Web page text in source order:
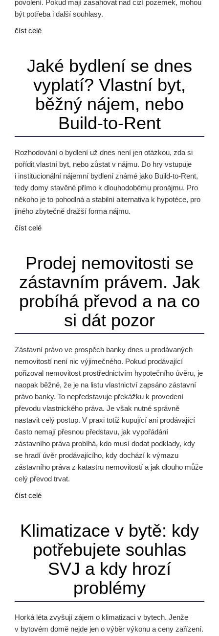
povolení. Pokud mají zasahovat nad cizí pozemek, mohou
být potřeba i další souhlasy.
číst celé
Jaké bydlení se dnes
vyplatí? Vlastní byt,
běžný nájem, nebo
Build-to-Rent
Rozhodování o bydlení už dnes není jen otázkou, zda si
pořídit vlastní byt, nebo zůstat v nájmu. Do hry vstupuje
i institucionální nájemní bydlení známé jako Build-to-Rent,
tedy domy stavěné přímo k dlouhodobému pronájmu. Pro
někoho je to pohodlná a stabilní alternativa k hypotéce, pro
jiného zbytečně dražší forma nájmu.
číst celé
Prodej nemovitosti se
zástavním právem. Jak
probíhá převod a na co
si dát pozor
Zástavní právo ve prospěch banky dnes u prodávaných
nemovitostí není nic výjimečného. Pokud prodávající
pořizoval nemovitost prostřednictvím hypotečního úvěru, je
naopak běžné, že je na listu vlastnictví zapsáno zástavní
právo banky. To nepředstavuje překážku k provedení
převodu vlastnického práva. Je však nutné správně
nastavit celý postup. V praxi totiž kupující ani prodávající
často nemají přesnou představu, jak vypořádání
zástavního práva probíhá, kdo musí dodat podklady, kdy
se hradí úvěr prodávajícího, kdy dochází k výmazu
zástavního práva z katastru nemovitostí a jak dlouho může
celý převod trvat.
číst celé
Klimatizace v bytě: kdy
potřebujete souhlas
SVJ a kdy hrozí
problémy
Horká léta zvyšují zájem o klimatizaci v bytech. Jenže
v bytovém domě nejde jen o výběr výkonu a ceny zařízení.